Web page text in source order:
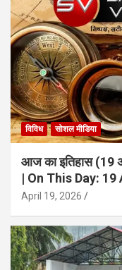
विविध सोशल मीडिया
आज का इतिहास (19
| On This Day:
April 19, 2026